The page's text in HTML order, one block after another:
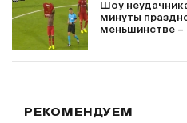
Шоу
минуты
меньшинстве –
РЕКОМЕНДУЕМ